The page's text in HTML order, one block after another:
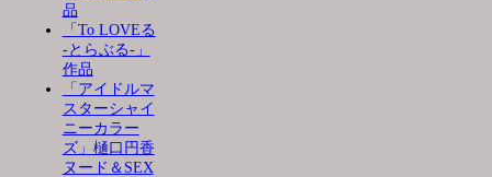
品
「To LOVEる
-とらぶる-」
作品
「アイドルマ
スターシャイ
ニーカラー
ズ」樋口円香
ヌード＆SEX